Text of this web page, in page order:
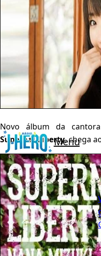
Menu
Novo álbum da
Supernal Liberty, chega